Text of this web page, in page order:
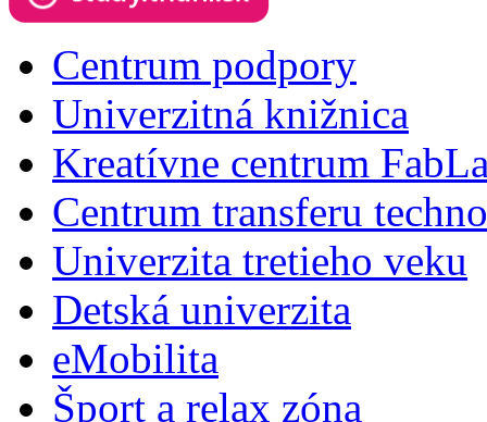
Centrum podpory
Univerzitná knižnica
Kreatívne centrum
Centrum transferu
Univerzita tretieho veku
Detská univerzita
eMobilita
Šport a relax zóna